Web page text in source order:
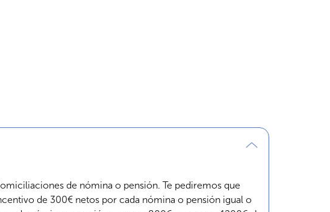
de nómina o pensión. Te pediremos que
de 300€ netos por cada nómina o pensión igual o